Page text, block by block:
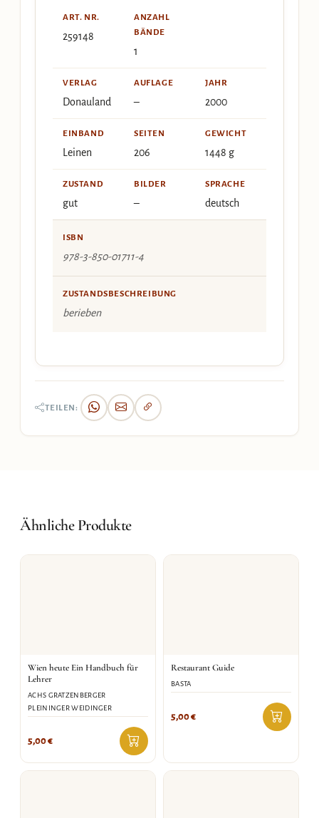
ART. NR.
259148
ANZAHL
BÄNDE
1
VERLAG
Donauland
AUFLAGE
–
JAHR
2000
EINBAND
Leinen
SEITEN
206
GEWICHT
1448 g
ZUSTAND
gut
BILDER
–
SPRACHE
deutsch
ISBN
978-3-850-01711-4
ZUSTANDSBESCHREIBUNG
berieben
TEILEN:
Ähnliche Produkte
Wien heute Ein Handbuch für
Lehrer
ACHS GRATZENBERGER
PLEININGER WEIDINGER
5,00€
Restaurant Guide
BASTA
5,00€